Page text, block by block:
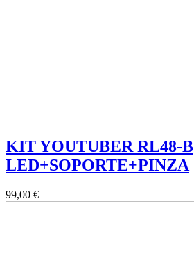
KIT YOUTUBER RL48-B
LED+SOPORTE+PINZA
99,00 €